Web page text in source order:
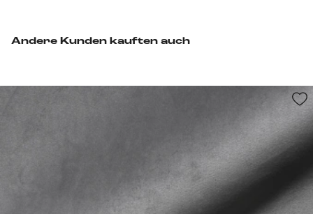
Andere Kunden kauften auch